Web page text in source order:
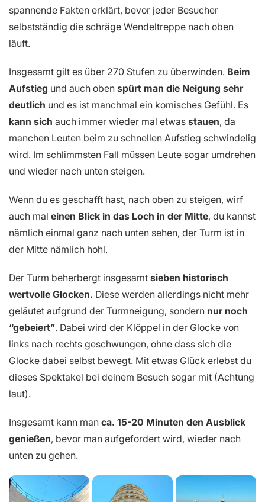
spannende Fakten erklärt, bevor jeder Besucher
selbstständig die schräge Wendeltreppe nach oben
läuft.
Insgesamt gilt es über 270 Stufen zu überwinden. Beim
Aufstieg und auch oben spürt man die Neigung sehr
deutlich und es ist manchmal ein komisches Gefühl. Es
kann sich auch immer wieder mal etwas stauen, da
manchen Leuten beim zu schnellen Aufstieg schwindelig
wird. Im schlimmsten Fall müssen Leute sogar umdrehen
und wieder nach unten steigen.
Wenn du es geschafft hast, nach oben zu steigen, wirf
auch mal einen Blick in das Loch in der Mitte, du kannst
nämlich einmal ganz nach unten sehen, der Turm ist in
der Mitte nämlich hohl.
Der Turm beherbergt insgesamt sieben historisch
wertvolle Glocken. Diese werden allerdings nicht mehr
geläutet aufgrund der Turmneigung, sondern nur noch
“gebeiert”. Dabei wird der Klöppel in der Glocke von
links nach rechts geschwungen, ohne dass sich die
Glocke dabei selbst bewegt. Mit etwas Glück erlebst du
dieses Spektakel bei deinem Besuch sogar mit (Achtung
laut).
Insgesamt kann man ca. 15-20 Minuten den Ausblick
genießen, bevor man aufgefordert wird, wieder nach
unten zu gehen.